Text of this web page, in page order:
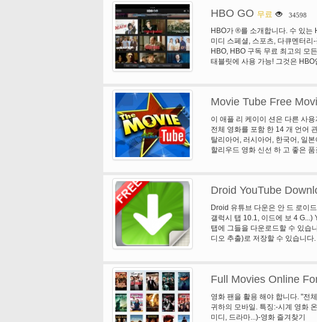
은 품질 모드 (느린 네트워크)에
기 URL를 열 때에 오픈. -안 드
스템 보기
HBO GO 무료 34598
HBO가 ®를 소개합니다. 수 있는
미디 스페셜, 스포츠, 다큐멘터
HBO, HBO 구독 무료 최고의 모
태블릿에 사용 가능! 그것은
및 더를 포함 하 여 최고의 HBO
는로에 결코 좋아하는 HBO 쇼
를 선택의 순간을 놓치지. • 그것
지정된 주시 문서 목록을 만들고
당신이 실행에, 노트북, 모바일
HBO가 ®는 미국에서 액세스할
한 필수입니다. 모바일 장치에
홈 박스 오피스, inc 모든 권리 보
박스 오피스, i n c.의 속성
Movie Tube Free
이 애플 리 케이이 션은 다른 사
전체 영화를 포함 한 14 개 언어
탈리아어, 러시아어, 한국어, 일
할리우드 영화 신선 하 고 좋은
즐거운 시간을가지고 것입니다
Droid YouTube
Droid 유튜브 다운은 안 드 로이
갤럭시 탭 10.1, 이드에 보 4
탭에 그들을 다운로드할 수 있습
디오 추출)로 저장할 수 있습니
Full Movies Online
영화 팬을 활용 해야 합니다. "전
귀하의 모바일. 특징:-시계 영화
미디, 드라마...)-영화 즐겨찾기